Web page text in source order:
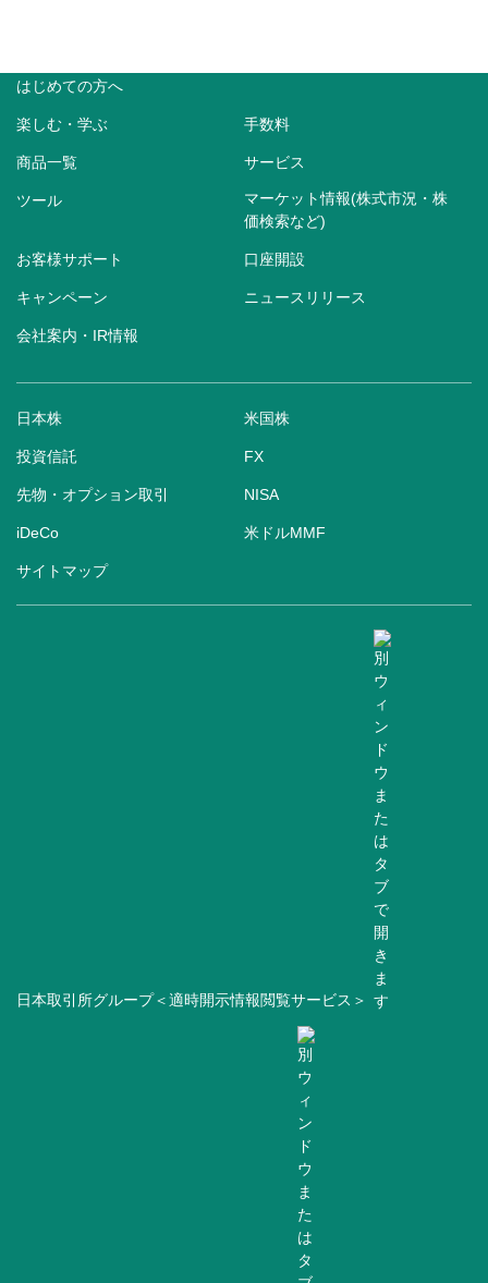
はじめての方へ
楽しむ・学ぶ 手数料
商品一覧 サービス
ツール
マーケット情報(株式市況・株
価検索など)
お客様サポート 口座開設
キャンペーン ニュースリリース
会社案内・IR情報
日本株 米国株
投資信託 FX
先物・オプション取引 NISA
iDeCo 米ドルMMF
サイトマップ
日本取引所グループ＜適時開示情報閲覧サービス＞